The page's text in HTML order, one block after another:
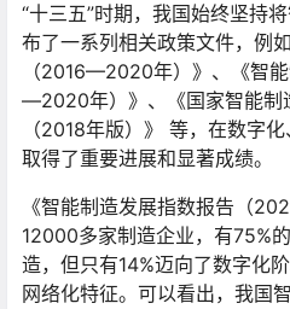
“十三五”时期，我国始终坚持
布了一系列相关政策文件，例
（2016—2020年）》、《智
—2020年）》、《国家智能制
（2018年版）》 等，在数字
取得了重要进展和显著成绩。
《智能制造发展指数报告（
12000多家制造企业，有75%
造，但只有14%迈向了数字化
网络化特征。可以看出，我国